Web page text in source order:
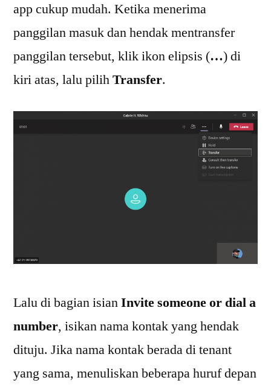
app cukup mudah. Ketika menerima
panggilan masuk dan hendak mentransfer
panggilan tersebut, klik ikon elipsis (…) di
kiri atas, lalu pilihTransfer.
Lalu di bagian isianInvite someone or dial a
number, isikan nama kontak yang hendak
dituju. Jika nama kontak berada di tenant
yang sama, menuliskan beberapa huruf depan